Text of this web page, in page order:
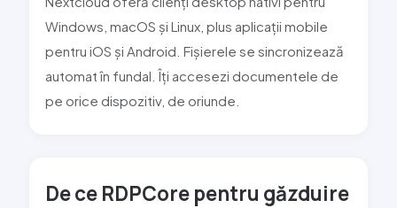
Windows, macOS și Linux, plus aplicații mobile
pentru iOS și Android. Fișierele se sincronizează
automat în fundal. Îți accesezi documentele de
pe orice dispozitiv, de oriunde.
De ce RDPCore pentru găzduire